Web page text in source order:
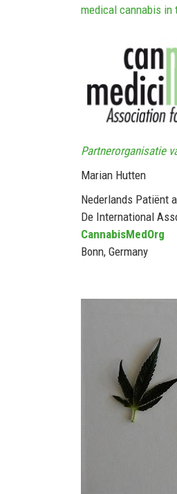
medical cannabis in
Partnerorganisatie
Marian Hutten
Nederlands Patiënt
De International
CannabisMedOrg
Bonn, Germany